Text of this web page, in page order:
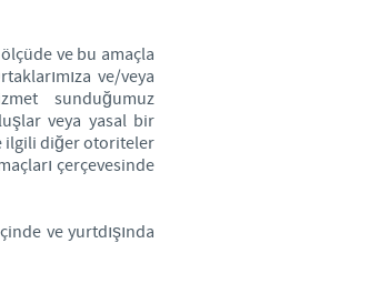
ve bu amaçla
ve/veya
sunduğumuz
veya yasal bir
ilgili diğer otoriteler
çerçevesinde
ve yurtdışında